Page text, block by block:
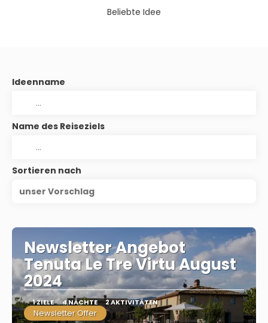
Beliebte Idee
Ideenname
Name des Reiseziels
Sortieren nach
unser Vorschlag
Newsletter Angebot
Tenuta Le Tre Virtu August
2024
1 ZIELE 4 NÄCHTE 2 AKTIVITÄTEN
Newsletter Offer